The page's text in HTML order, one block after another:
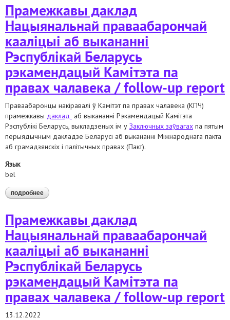
Прамежкавы даклад
Нацыянальнай праваабарончай
кааліцыі аб выкананні
Рэспублікай Беларусь
рэкамендацый Камітэта па
правах чалавека / follow-up report
Праваабаронцы накіравалі ў Камітэт па правах чалавека (КПЧ)
прамежкавы дaклад аб выкананні Рэкамендацый Камітэта
Рэспублікі Беларусь, выкладзеных ім у Заключных заўвагах па пятым
перыядычным дакладзе Беларусі аб выкананні Міжнароднага пакта
аб грамадзянскіх і палітычных правах (Пакт).
Язык
bel
подробнее о прамежкавы даклад нацыянальнай праваабарончай
кааліцыі аб выкананні рэспублікай беларусь рэкамендацый
Прамежкавы даклад
Нацыянальнай праваабарончай
кааліцыі аб выкананні
Рэспублікай Беларусь
рэкамендацый Камітэта па
правах чалавека / follow-up report
13.12.2022